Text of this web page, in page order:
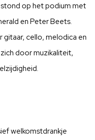
op het podium met
en Peter Beets.
gitaar, cello, melodica en
door muzikaliteit,
welkomstdrankje